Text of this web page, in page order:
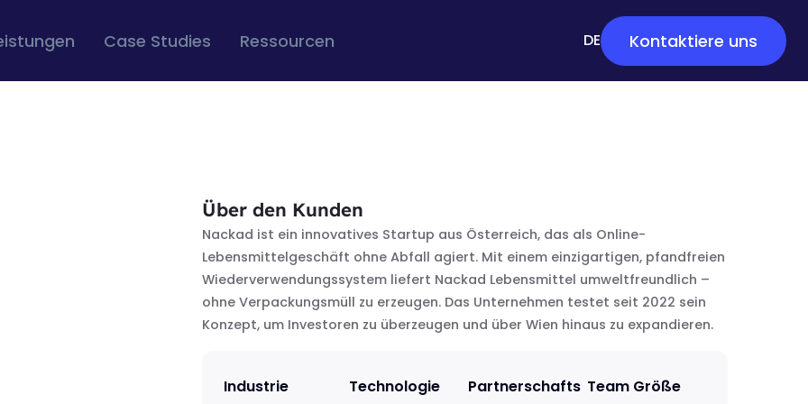
Case Studies Ressourcen DE
EN Kontaktiere uns
Über den Kunden
Nackad ist ein innovatives Startup aus Österreich, das als Online-
Lebensmittelgeschäft ohne Abfall agiert. Mit einem einzigartigen, pfandfreien
Wiederverwendungssystem liefert Nackad Lebensmittel umweltfreundlich –
ohne Verpackungsmüll zu erzeugen. Das Unternehmen testet seit 2022 sein
Konzept, um Investoren zu überzeugen und über Wien hinaus zu expandieren.
Industrie Technologie Partnerschafts Team Größe